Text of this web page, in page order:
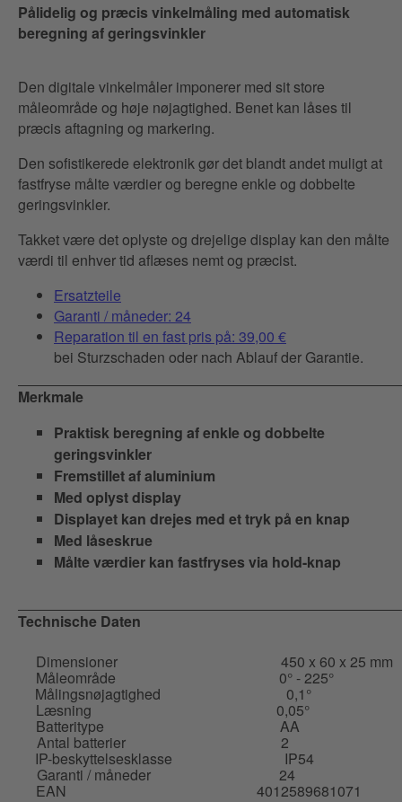
Pålidelig og præcis vinkelmåling med automatisk
beregning af geringsvinkler
Den digitale vinkelmåler imponerer med sit store
måleområde og høje nøjagtighed. Benet kan låses til
præcis aftagning og markering.
Den sofistikerede elektronik gør det blandt andet muligt at
fastfryse målte værdier og beregne enkle og dobbelte
geringsvinkler.
Takket være det oplyste og drejelige display kan den målte
værdi til enhver tid aflæses nemt og præcist.
Ersatzteile
Garanti / måneder: 24
Reparation til en fast pris på: 39,00 €
bei Sturzschaden oder nach Ablauf der Garantie.
Merkmale
Praktisk beregning af enkle og dobbelte
geringsvinkler
Fremstillet af aluminium
Med oplyst display
Displayet kan drejes med et tryk på en knap
Med låseskrue
Målte værdier kan fastfryses via hold-knap
Technische Daten
Dimensioner
450 x 60 x 25 mm
Måleområde 0° - 225°
Målingsnøjagtighed 0,1°
Læsning 0,05°
Batteritype AA
Antal batterier 2
IP-beskyttelsesklasse IP54
Garanti / måneder 24
EAN
4012589681071